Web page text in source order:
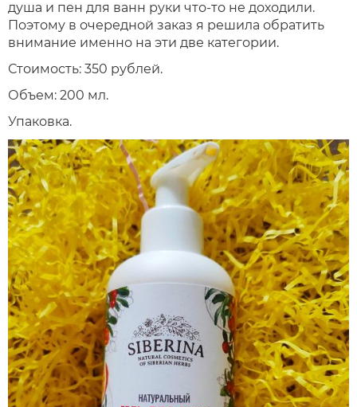
душа и пен для ванн руки что-то не доходили.
Поэтому в очередной заказ я решила обратить
внимание именно на эти две категории.
Стоимость: 350 рублей.
Объем: 200 мл.
Упаковка.